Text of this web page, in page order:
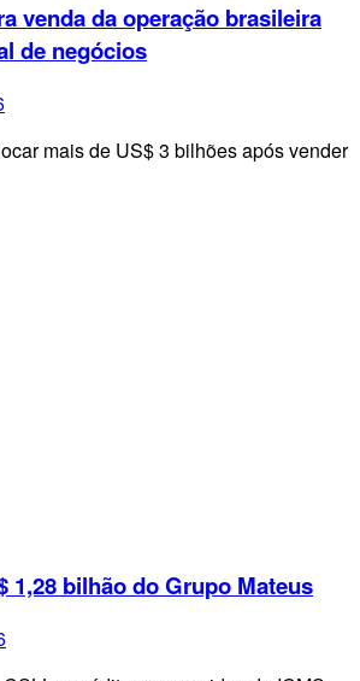
venda da operação brasileira
de negócios
mais de US$ 3 bilhões após vender
1,28 bilhão do Grupo Mateus